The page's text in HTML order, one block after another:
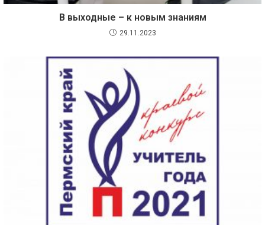
В выходные – к новым знаниям
29.11.2023